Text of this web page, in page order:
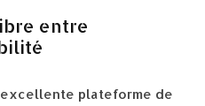
entre
excellente plateforme de